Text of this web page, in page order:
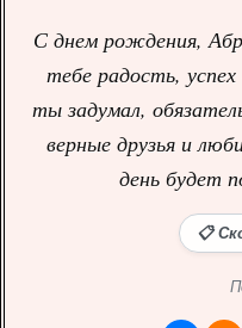
С днем рождения,
тебе радость,
ты задумал,
верные друзья и
день будет
📋